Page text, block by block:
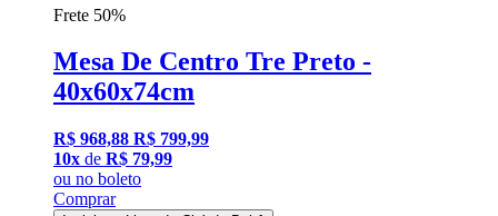
Frete 50%
Mesa De Centro Tre Preto -
40x60x74cm
R$ 968,88 R$ 799,99
10x de R$ 79,99
ou no boleto
Comprar